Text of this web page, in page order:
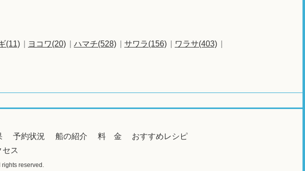
(11) ヨコワ(20) ハマチ(528) サワラ(156)
ワラサ(403)
予約状況 船の紹介 料 金
おすすめレシピ
セス
reserved.